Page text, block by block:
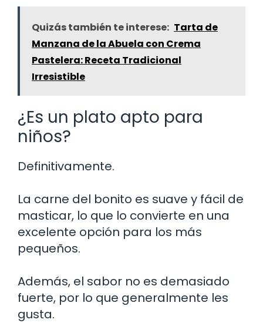
Quizás también te interese: Tarta de
Manzana de la Abuela con Crema
Pastelera: Receta Tradicional
Irresistible
¿Es un plato apto para
niños?
Definitivamente.
La carne del bonito es suave y fácil de
masticar, lo que lo convierte en una
excelente opción para los más
pequeños.
Además, el sabor no es demasiado
fuerte, por lo que generalmente les
gusta.